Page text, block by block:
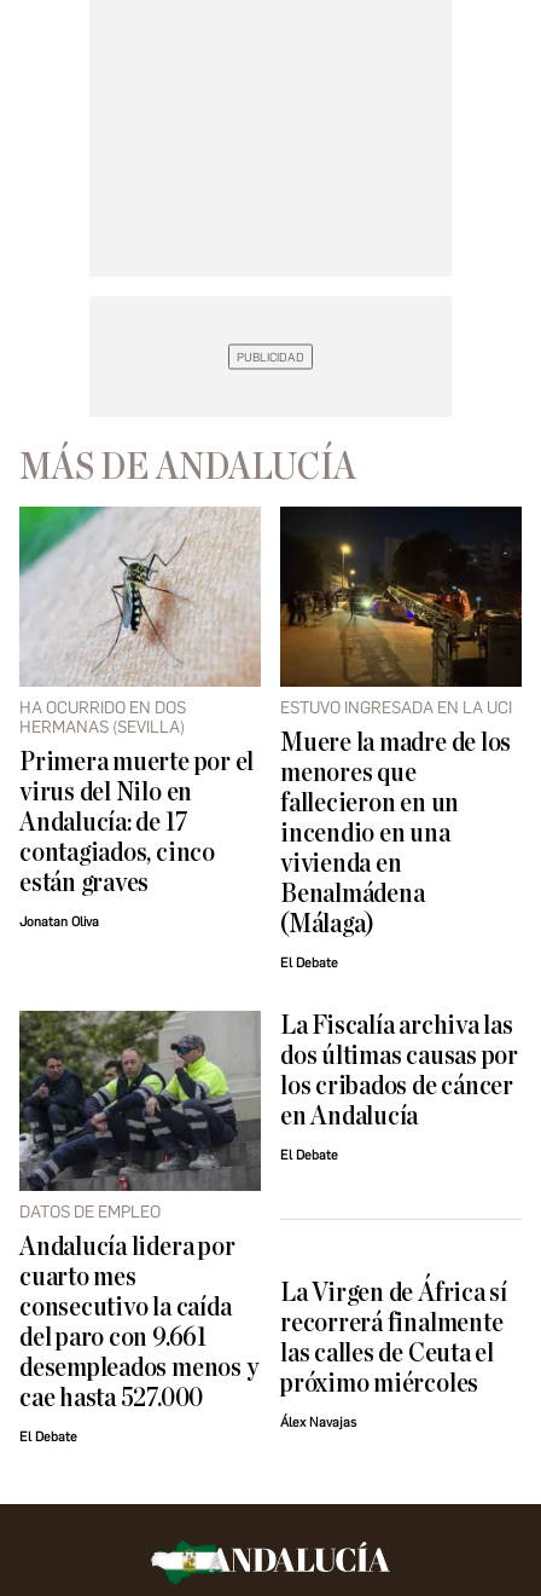
MÁS DE ANDALUCÍA
HA OCURRIDO EN DOS
HERMANAS (SEVILLA)
Primera muerte por el
virus del Nilo en
Andalucía: de 17
contagiados, cinco
están graves
Jonatan Oliva
ESTUVO INGRESADA EN LA UCI
Muere la madre de los
menores que
fallecieron en un
incendio en una
vivienda en
Benalmádena
(Málaga)
El Debate
DATOS DE EMPLEO
Andalucía lidera por
cuarto mes
consecutivo la caída
del paro con 9.661
desempleados menos y
cae hasta 527.000
El Debate
La Fiscalía archiva las
dos últimas causas por
los cribados de cáncer
en Andalucía
El Debate
La Virgen de África sí
recorrerá finalmente
las calles de Ceuta el
próximo miércoles
Álex Navajas